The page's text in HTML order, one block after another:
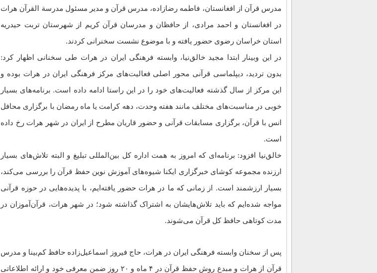
مدرس قرآن از افغانستان، فاطمه رضازاده، مدرس قرآن و مدیر مسئول مدرسة القرآن هرات
در افغانستان و احمد مرادی، از حافظان و مدرسان قرآن کریم از شهرستان تربت حیدریه
استان خراسان رضوی حضور یافته و با موضوع نشست سخنرانی کردند.
در این وبینار ابتدا مجید خالق‌نیا، وابسته فرهنگی ایران در هرات طی سخنانی اظهار کرد:
بدون تردید، دیپلماسی قرآنی محور اصلی فعالیت‌های مرکز فرهنگی ایران در هرات بوده و
این مرکز از سال گذشته فعالیت‌های خود را در این راستا ادامه داده است. برنامه‌های بسیار
خوبی در مناسبت‌های مختلف مانند هفته وحدت، دهه کرامت یا ماه رمضان با برگزاری محافل
انس با قرآن، برگزاری مسابقات قرآنی و حضور قاریان مطرح از ایران در شهر هرات رخ داده
است.
خالق‌نیا افزود: برنامه‌ای که امروز به همت اداره کل بین‌المللی تبلیغ و البته تلاش‌های بسیار
ارزنده مجموعه کوشای خبرگزاری ایکنا شیوه‌های آموزش نوین حفظ قرآن را بررسی می‌کند،
بسیار ارزشمند است. از زمانی که ما در هرات حضور یافته‌ایم، با پدیده‌هایی در حوزه قرآنی
مواجه شده‌ایم که باید تلاش‌هایشان به اشتراک گذاشته شود؛ در شهر هرات، قرآن‌آموزان در
مدت کوتاهی حافظ کل قرآن می‌شوند.
پس از سخنان وابسته فرهنگی ایران در هرات، حاج فیروز اسماعیل‌زاده حافظ کم‌بینا و مدرس
قرآن از هرات و مبدع روش حفظ قرآن در ۴ ماه و ۲۰ روز ضمن معرفی خود و ارائه اطلاعاتی